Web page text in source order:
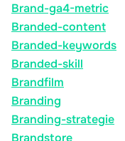
Brand-ga4-metric
Branded-content
Branded-keywords
Branded-skill
Brandfilm
Branding
Branding-strategie